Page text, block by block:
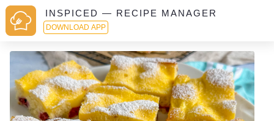
INSPICED — RECIPE MANAGER
DOWNLOAD APP